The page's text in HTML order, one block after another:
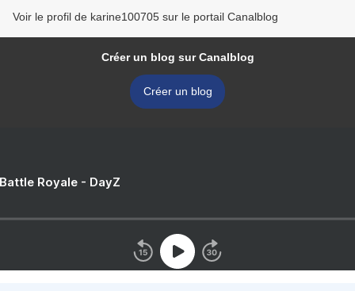
Voir le profil de karine100705 sur le portail Canalblog
Créer un blog sur Canalblog
Créer un blog
Royale - DayZ